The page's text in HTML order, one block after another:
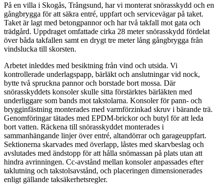
På en villa i Skogås, Trångsund, har vi monterat snörasskydd och en
gångbrygga för att säkra entré, uppfart och servicevägar på taket.
Taket är lagt med betongpannor och har två takfall mot gata och
trädgård. Uppdraget omfattade cirka 28 meter snörasskydd fördelat
över båda takfallen samt en drygt tre meter lång gångbrygga från
vindslucka till skorsten.
Arbetet inleddes med besiktning från vind och utsida. Vi
kontrollerade underlagspapp, bärläkt och anslutningar vid nock,
bytte två spruckna pannor och borstade bort mossa. Där
snörasskyddets konsoler skulle sitta förstärktes bärläkten med
underliggare som bands mot takstolarna. Konsoler för pann- och
brygginfästning monterades med varmförzinkad skruv i bärande trä.
Genomföringar tätades med EPDM-brickor och butyl för att leda
bort vatten. Räckena till snörasskyddet monterades i
sammanhängande linjer över entré, altandörrar och garageuppfart.
Sektionerna skarvades med överlapp, låstes med skarvbeslag och
avslutades med ändstopp för att hålla snömassan på plats utan att
hindra avrinningen. Cc-avstånd mellan konsoler anpassades efter
taklutning och takstolsavstånd, och placeringen dimensionerades
enligt gällande taksäkerhetsregler.